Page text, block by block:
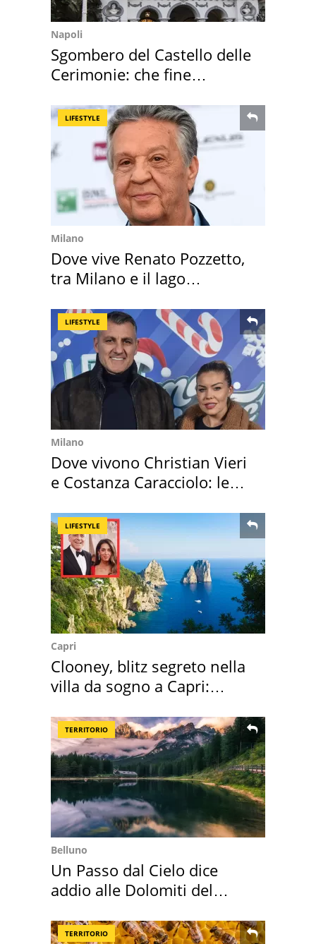
Napoli
Sgombero del Castello delle
Cerimonie: che fine
LIFESTYLE
Milano
Dove vive Renato Pozzetto,
tra Milano e il lago
LIFESTYLE
Milano
Dove vivono Christian Vieri
e Costanza Caracciolo: le
LIFESTYLE
Capri
Clooney, blitz segreto nella
villa da sogno a Capri:
TERRITORIO
Belluno
Un Passo dal Cielo dice
addio alle Dolomiti del
TERRITORIO